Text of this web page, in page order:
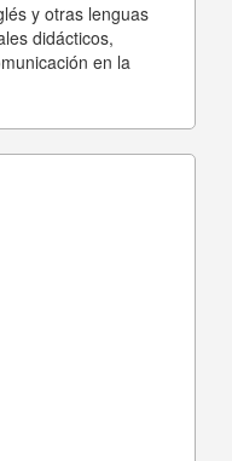
y otras lenguas
didácticos,
en la